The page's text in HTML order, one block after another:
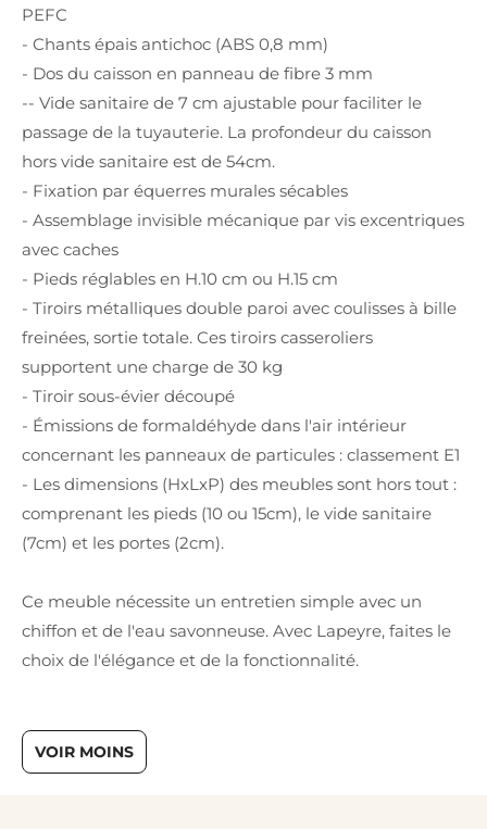
PEFC
- Chants épais antichoc (ABS 0,8 mm)
- Dos du caisson en panneau de fibre 3 mm
-- Vide sanitaire de 7 cm ajustable pour faciliter le
passage de la tuyauterie. La profondeur du caisson
hors vide sanitaire est de 54cm.
- Fixation par équerres murales sécables
- Assemblage invisible mécanique par vis excentriques
avec caches
- Pieds réglables en H.10 cm ou H.15 cm
- Tiroirs métalliques double paroi avec coulisses à bille
freinées, sortie totale. Ces tiroirs casseroliers
supportent une charge de 30 kg
- Tiroir sous-évier découpé
- Émissions de formaldéhyde dans l'air intérieur
concernant les panneaux de particules : classement E1
- Les dimensions (HxLxP) des meubles sont hors tout :
comprenant les pieds (10 ou 15cm), le vide sanitaire
(7cm) et les portes (2cm).
Ce meuble nécessite un entretien simple avec un
chiffon et de l'eau savonneuse. Avec Lapeyre, faites le
choix de l'élégance et de la fonctionnalité.
VOIR MOINS